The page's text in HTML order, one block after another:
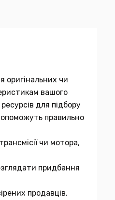
оригінальних чи
вашого
для підбору
правильно
чи мотора,
придбання
продавців.